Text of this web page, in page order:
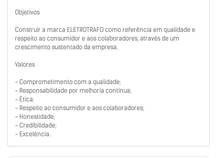
Objetivos
Construir a marca ELETROTRAFO como referência em qualidade e
respeito ao consumidor e aos colaboradores, através de um
crescimento sustentado da empresa.
Valores
- Comprometimento com a qualidade;
- Responsabilidade por melhoria contínua;
- Ética;
- Respeito ao consumidor e aos colaboradores;
- Honestidade;
- Credibilidade;
- Excelência.